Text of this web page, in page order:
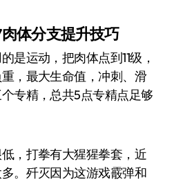
体分支提升技巧
运动，把肉体点到11级，
，最大生命值，冲刺、滑
专精，总共5点专精点足够
打拳有大猩猩拳套，近
。歼灭因为这游戏霰弹和